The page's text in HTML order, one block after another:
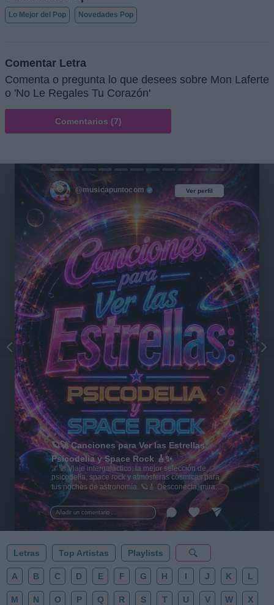
Lo Mejor del Pop Novedades Pop
Comentar Letra
Comenta o pregunta lo que desees sobre Mon Laferte
o 'No Le Regales Tu Corazón'
Comentarios (7)
Ver perfil
@musicapuntocom Ver perfil
Añadir un comentario ...
🪐🚀 Canciones para Ver las Estrellas:
Psicodelia y Space Rock 🎸✨
🌌🚀 Viaje intergaláctico: la mejor selección de
psicodelia, space rock y atmósferas cósmicas para
tus noches de astronomía. 🪐🎸 Desconecta, mira
al firmamento y siente la gravedad cero. 💾 ¡Guarda
esta colección para tu próxima noche estrellada!
✨⭐
Letras Top Artistas Playlists
A B C D E F G H I J K L
M N O P Q R S T U V W X